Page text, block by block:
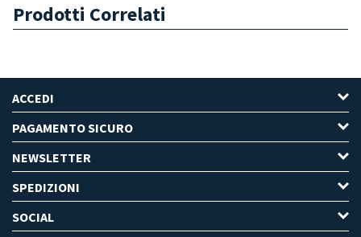
Prodotti Correlati
ACCEDI
PAGAMENTO SICURO
NEWSLETTER
SPEDIZIONI
SOCIAL